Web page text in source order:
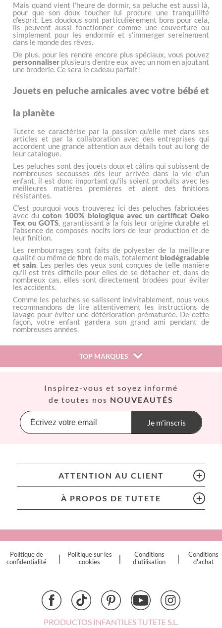
Mais quand vient l'heure de dormir, sa peluche est aussi là,
pour que son doux toucher lui procure une tranquillité
d'esprit. Les doudous sont particulièrement bons pour cela,
ils peuvent aussi fonctionner comme une couverture ou
simplement pour les endormir et s'immerger sereinement
dans le monde des rêves.
De plus, pour les rendre encore plus spéciaux, vous pouvez
personnaliser plusieurs d'entre eux avec un nom en ajoutant
une broderie. Ce sera le cadeau parfait!
Jouets en peluche amicales avec votre bébé et
la planète
Tutete se caractérise par la passion qu'elle met dans ses
articles et par la collaboration avec des entreprises qui
accordent une grande attention aux détails tout au long de
leur catalogue.
Les peluches sont des jouets doux et câlins qui subissent de
nombreuses secousses dès leur arrivée dans la vie d'un
enfant, il est donc important qu'ils soient produits avec les
meilleures matières premières et aient des finitions
résistantes.
C'est pourquoi vous trouverez ici des peluches fabriquées
avec ducoton 100% biologique avec un certificat Oeko
Tex ou GOTS, garantissant à la fois leur origine durable et
l'absence de composés nocifs lors de leur production et de
leur finition.
Les rembourrages sont faits de polyester de la meilleure
qualité ou même de fibre de maïs, totalement biodégradable
et sain. Les perles des yeux sont conçues de telle manière
qu'il est très difficile pour elles de se détacher et, dans de
nombreux cas, elles sont directement brodées pour éviter
les accidents.
Comme les peluches se salissent inévitablement, nous vous
recommandons de lire attentivement les instructions de
lavage pour éviter une détérioration prématurée. De cette
façon, votre enfant gardera son grand ami pendant de
nombreuses années.
TOP MARQUES
Banwood
BIBS
Cristina de Jos'h
Djeco
Inspirez-vous et soyez informé
de toutes nos NOUVEAUTÉS
Je m'inscris
ATTENTION AU CLIENT
À PROPOS DE TUTETE
Politique de
confidentialité
|
Politique sur les
cookies
|
Conditions
d'utilisation
|
Conditions
d'achat
PRODUCTOS INFANTILES TUTETE S.L.